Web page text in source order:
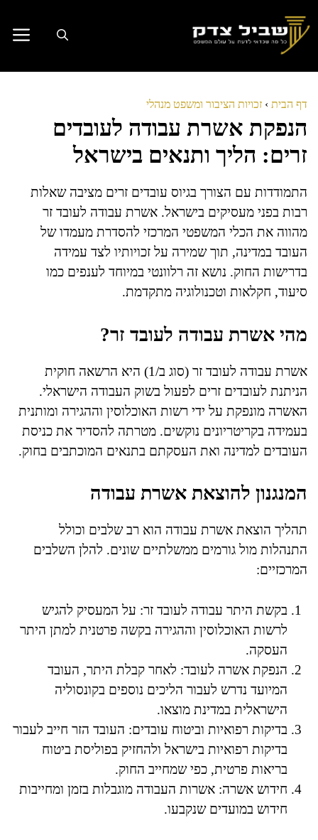
לתוכן
דף הבית › זכויות הציבור ומשפט מנהלי
הנפקת אשרת עבודה לעובדים
זרים: הליך ותנאים בישראל
התמודדות עם הצורך בגיוס עובדים זרים מציבה שאלות
רבות בפני מעסיקים בישראל. אשרת עבודה לעובד זר
מהווה את הכלי המשפטי המרכזי להסדרת מעמדו של
העובד במדינה, תוך שמירה על זכויותיו לצד עמידה
בדרישות החוק. נושא זה רלוונטי במיוחד לענפים כמו
סיעוד, חקלאות וטכנולוגיה מתקדמת.
מהי אשרת עבודה לעובד זר?
אשרת עבודה לעובד זר (סוג ב/1) היא הרשאה חוקית
הניתנת לעובדים זרים לפעול בשוק העבודה הישראלי.
האשרה מונפקת על ידי רשות האוכלוסין וההגירה ומותנית
בעמידה בקריטריונים נוקשים. מטרתה להסדיר את כניסת
העובדים למדינה ואת העסקתם בתנאים המוכתבים בחוק.
המנגנון להוצאת אשרת עבודה
תהליך הוצאת אשרת עבודה הוא רב שלבים וכולל
התנהלות מול גורמים ממשלתיים שונים. להלן השלבים
המרכזיים:
בקשת היתר עבודה לעובד זר: על המעסיק להגיש
לרשות האוכלוסין וההגירה בקשה פרטנית למתן היתר
העסקה.
הנפקת אשרה לעובד: לאחר קבלת היתר, העובד
המיועד נדרש לעבור הליכים נוספים בקונסוליה
הישראלית במדינת מוצאו.
בדיקות רפואיות וביטוח עובדים: העובד הזר חייב לעבור
בדיקות רפואיות בישראל ולהחזיק בפוליסת ביטוח
בריאות פרטית, כפי שמחייב החוק.
חידוש אשרה: אשרות העבודה מוגבלות בזמן ומחייבות
חידוש במועדים שנקבעו.